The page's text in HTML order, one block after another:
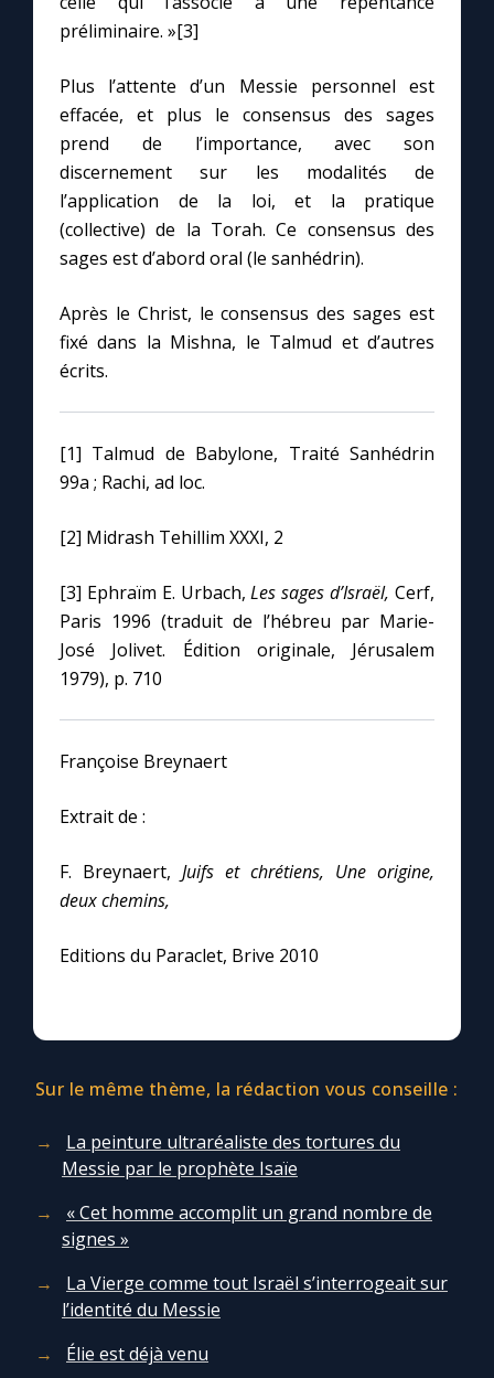
préliminaire. »[3]
Plus l’attente d’un Messie personnel est
effacée, et plus le consensus des sages
prend de l’importance, avec son
discernement sur les modalités de
l’application de la loi, et la pratique
(collective) de la Torah. Ce consensus des
sages est d’abord oral (le sanhédrin).
Après le Christ, le consensus des sages est
fixé dans la Mishna, le Talmud et d’autres
écrits.
[1] Talmud de Babylone, Traité Sanhédrin
99a ; Rachi, ad loc.
[2] Midrash Tehillim XXXI, 2
[3] Ephraïm E. Urbach,Les sages d’Israël, Cerf,
Paris 1996 (traduit de l’hébreu par Marie-
José Jolivet. Édition originale, Jérusalem
1979), p. 710
Françoise Breynaert
Extrait de :
F. Breynaert, Juifs et chrétiens, Une origine,
deux chemins,
Editions du Paraclet, Brive 2010
Sur le même thème, la rédaction vous conseille :
La peinture ultraréaliste des tortures du
Messie par le prophète Isaïe
« Cet homme accomplit un grand nombre de
signes »
La Vierge comme tout Israël s’interrogeait sur
l’identité du Messie
Élie est déjà venu